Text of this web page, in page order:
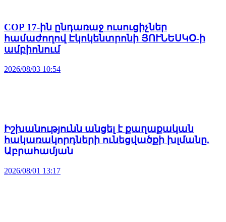
COP 17-ին ընդառաջ ուսուցիչներ
համաժողով Էկոկենտրոնի ՅՈՒՆԵՍԿՕ-ի
ամբիոնում
2026/08/03 10:54
Իշխանությունն անցել է քաղաքական
հակառակորդների ունեցվածքի խլմանը.
Աբրահամյան
2026/08/01 13:17